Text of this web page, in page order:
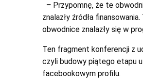
– Przypomnę, że te
znalazły źródła
obwodnice znalazły się w
Ten fragment konferencji z
czyli budowy piątego etapu
facebookowym profilu.